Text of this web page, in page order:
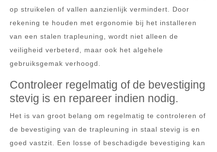
op struikelen of vallen aanzienlijk vermindert. Door
rekening te houden met ergonomie bij het installeren
van een stalen trapleuning, wordt niet alleen de
veiligheid verbeterd, maar ook het algehele
gebruiksgemak verhoogd.
Controleer regelmatig of de bevestiging
stevig is en repareer indien nodig.
Het is van groot belang om regelmatig te controleren of
de bevestiging van de trapleuning in staal stevig is en
goed vastzit. Een losse of beschadigde bevestiging kan